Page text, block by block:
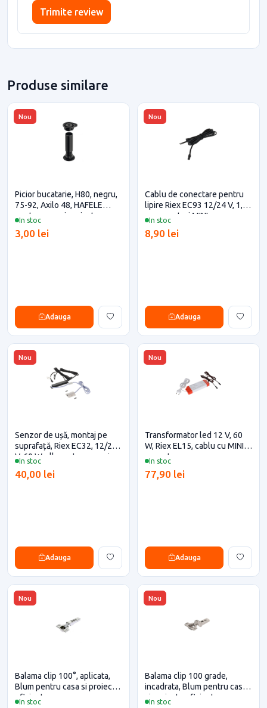
Trimite review
Produse similare
Nou
In stoc
Picior bucatarie, H80, negru,
75-92, Axilo 48, HAFELE
pentru casa si proiecte
3,00 lei
Adauga
Nou
In stoc
Cablu de conectare pentru
lipire Riex EC93 12/24 V, 1,8
m, conectori MINI
8,90 lei
Adauga
Nou
In stoc
Senzor de ușă, montaj pe
suprafață, Riex EC32, 12/24
V, 60 W, alb pentru casa si
40,00 lei
Adauga
Nou
In stoc
Transformator led 12 V, 60
W, Riex EL15, cablu cu MINI
conector
77,90 lei
Adauga
Nou
In stoc
Balama clip 100°, aplicata,
Blum pentru casa si proiecte
eficiente
Nou
In stoc
Balama clip 100 grade,
incadrata, Blum pentru casa
si proiecte eficiente